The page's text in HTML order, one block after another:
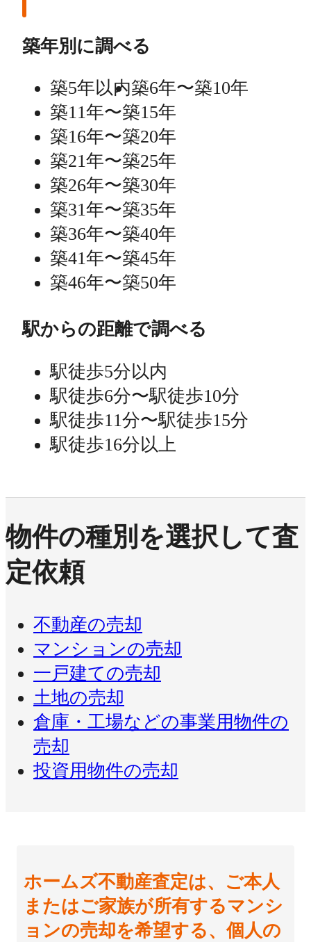
築年別に調べる
築5年以内築6年〜築10年
築11年〜築15年
築16年〜築20年
築21年〜築25年
築26年〜築30年
築31年〜築35年
築36年〜築40年
築41年〜築45年
築46年〜築50年
駅からの距離で調べる
駅徒歩5分以内
駅徒歩6分〜駅徒歩10分
駅徒歩11分〜駅徒歩15分
駅徒歩16分以上
物件の種別を選択して査
定依頼
不動産の売却
マンションの売却
一戸建ての売却
土地の売却
倉庫・工場などの事業用物件の
売却
投資用物件の売却
ホームズ不動産査定は、ご本人
またはご家族が所有するマンシ
ョンの売却を希望する、個人の